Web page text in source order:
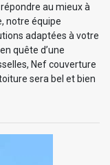
au mieux à
notre équipe
adaptées à votre
quête d’une
Nef couverture
sera bel et bien